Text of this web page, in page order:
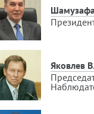
Яковлев